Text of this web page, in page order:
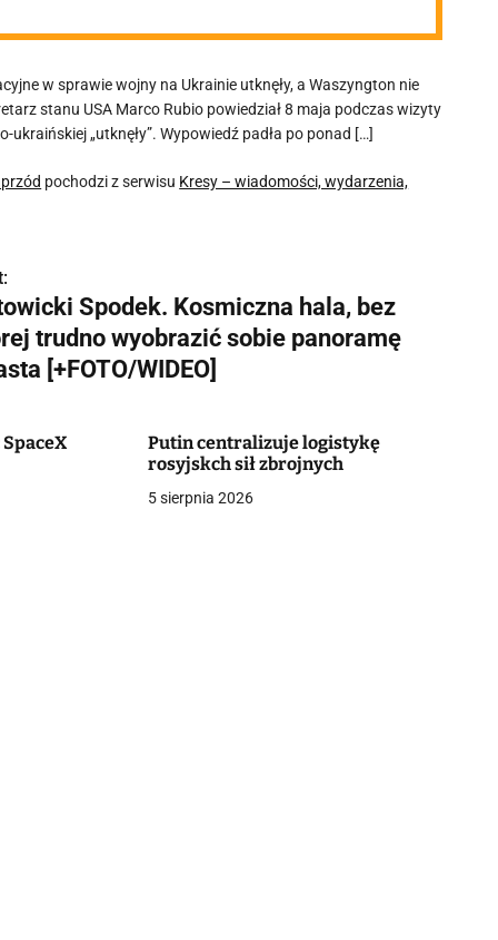
w sprawie wojny na Ukrainie utknęły, a Waszyngton nie
stanu USA Marco Rubio powiedział 8 maja podczas wizyty
„utknęły”. Wypowiedź padła po ponad […]
pochodzi z serwisu Kresy – wiadomości, wydarzenia,
Spodek. Kosmiczna hala, bez
trudno wyobrazić sobie panoramę
[+FOTO/WIDEO]
Putin centralizuje logistykę
rosyjskch sił zbrojnych
5 sierpnia 2026